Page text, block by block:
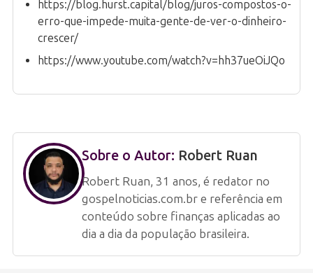
https://blog.hurst.capital/blog/juros-compostos-o-
erro-que-impede-muita-gente-de-ver-o-dinheiro-
crescer/
https://www.youtube.com/watch?v=hh37ueOiJQo
Sobre o Autor: Robert Ruan
Robert Ruan, 31 anos, é redator no
gospelnoticias.com.br e referência em
conteúdo sobre finanças aplicadas ao
dia a dia da população brasileira.